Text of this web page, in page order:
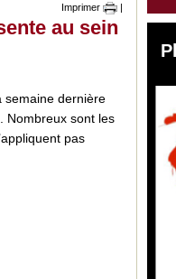
Imprimer |
au sein
semaine dernière
Nombreux sont les
pas